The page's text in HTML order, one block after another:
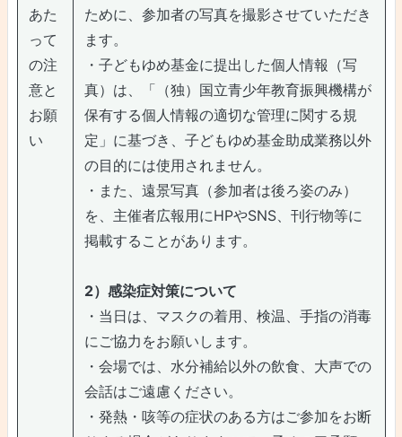
あた
って
の注
意と
お願
い
ために、参加者の写真を撮影させていただき
ます。
・子どもゆめ基金に提出した個人情報（写
真）は、「（独）国立青少年教育振興機構が
保有する個人情報の適切な管理に関する規
定」に基づき、子どもゆめ基金助成業務以外
の目的には使用されません。
・また、遠景写真（参加者は後ろ姿のみ）
を、主催者広報用にHPやSNS、刊行物等に
掲載することがあります。
2）感染症対策について
・当日は、マスクの着用、検温、手指の消毒
にご協力をお願いします。
・会場では、水分補給以外の飲食、大声での
会話はご遠慮ください。
・発熱・咳等の症状のある方はご参加をお断